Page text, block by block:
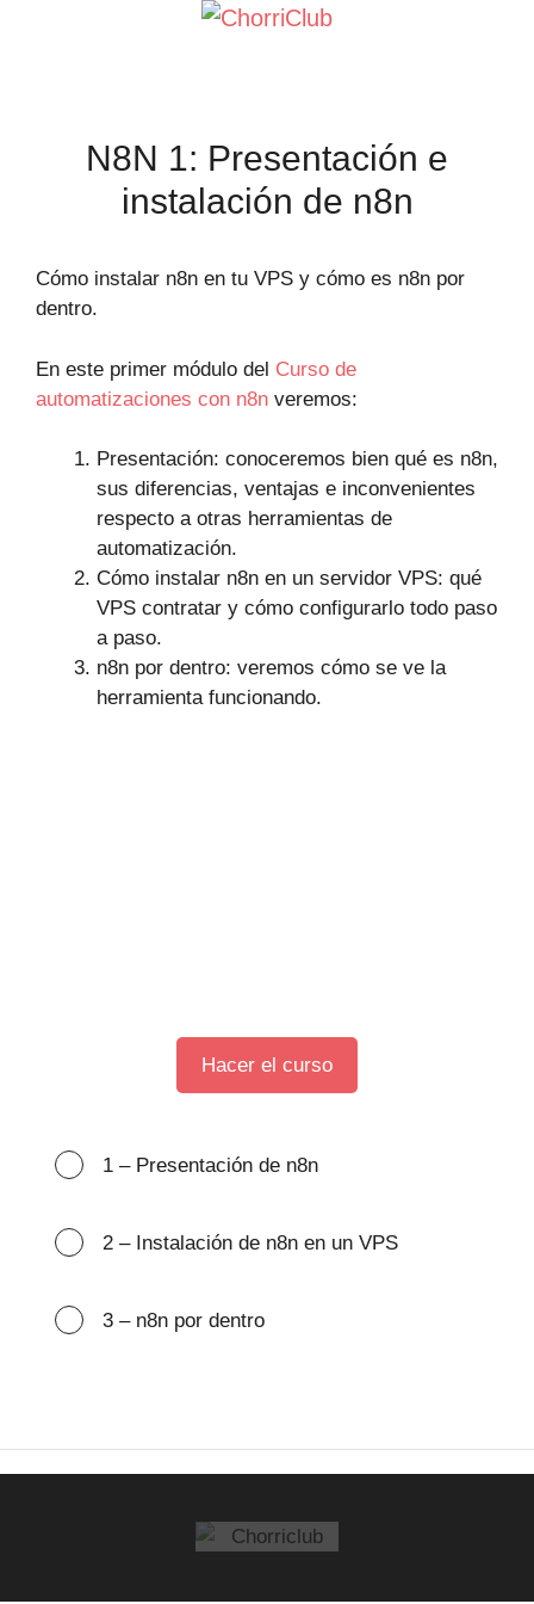
N8N 1: Presentación e
instalación de n8n
Cómo instalar n8n en tu VPS y cómo es n8n por
dentro.
En este primer módulo del Curso de
automatizaciones con n8n veremos:
Presentación: conoceremos bien qué es n8n,
sus diferencias, ventajas e inconvenientes
respecto a otras herramientas de
automatización.
Cómo instalar n8n en un servidor VPS: qué
VPS contratar y cómo configurarlo todo paso
a paso.
n8n por dentro: veremos cómo se ve la
herramienta funcionando.
Hacer el curso
1 – Presentación de n8n
2 – Instalación de n8n en un VPS
3 – n8n por dentro